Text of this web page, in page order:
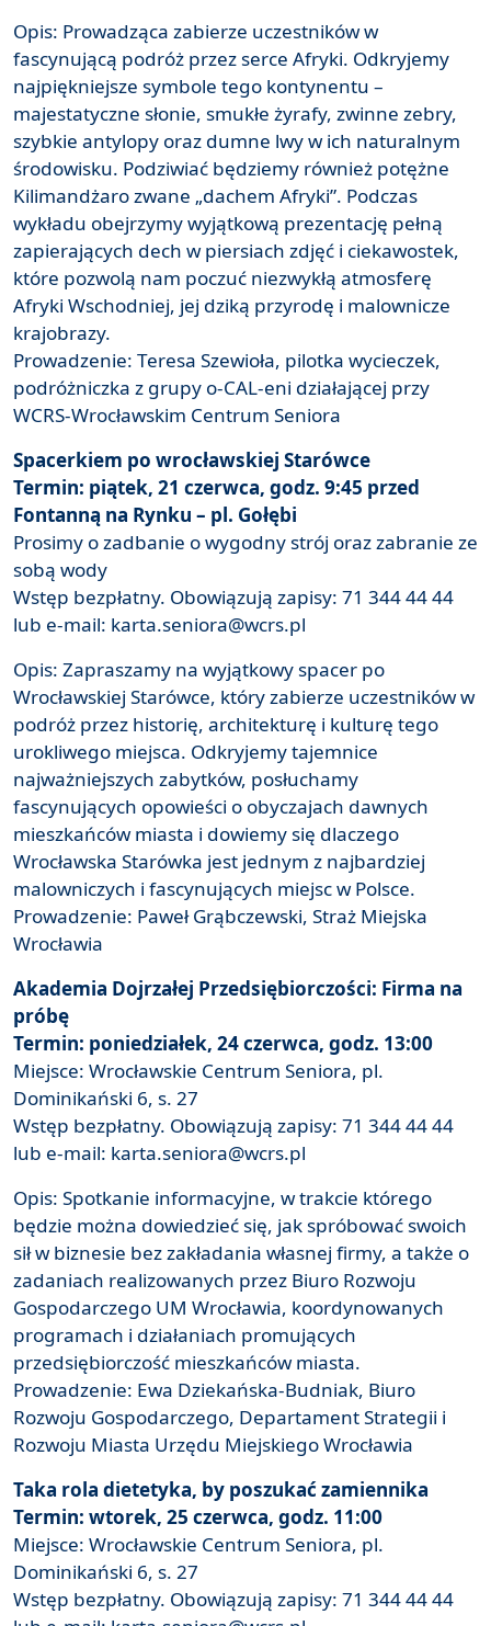
Opis: Prowadząca zabierze uczestników w
fascynującą podróż przez serce Afryki. Odkryjemy
najpiękniejsze symbole tego kontynentu –
majestatyczne słonie, smukłe żyrafy, zwinne zebry,
szybkie antylopy oraz dumne lwy w ich naturalnym
środowisku. Podziwiać będziemy również potężne
Kilimandżaro zwane „dachem Afryki”. Podczas
wykładu obejrzymy wyjątkową prezentację pełną
zapierających dech w piersiach zdjęć i ciekawostek,
które pozwolą nam poczuć niezwykłą atmosferę
Afryki Wschodniej, jej dziką przyrodę i malownicze
krajobrazy.
Prowadzenie: Teresa Szewioła, pilotka wycieczek,
podróżniczka z grupy o-CAL-eni działającej przy
WCRS-Wrocławskim Centrum Seniora
Spacerkiem po wrocławskiej Starówce
Termin: piątek, 21 czerwca, godz. 9:45 przed
Fontanną na Rynku – pl. Gołębi
Prosimy o zadbanie o wygodny strój oraz zabranie ze
sobą wody
Wstęp bezpłatny. Obowiązują zapisy: 71 344 44 44
lub e-mail: karta.seniora@wcrs.pl
Opis: Zapraszamy na wyjątkowy spacer po
Wrocławskiej Starówce, który zabierze uczestników w
podróż przez historię, architekturę i kulturę tego
urokliwego miejsca. Odkryjemy tajemnice
najważniejszych zabytków, posłuchamy
fascynujących opowieści o obyczajach dawnych
mieszkańców miasta i dowiemy się dlaczego
Wrocławska Starówka jest jednym z najbardziej
malowniczych i fascynujących miejsc w Polsce.
Prowadzenie: Paweł Grąbczewski, Straż Miejska
Wrocławia
Akademia Dojrzałej Przedsiębiorczości: Firma na
próbę
Termin: poniedziałek, 24 czerwca, godz. 13:00
Miejsce: Wrocławskie Centrum Seniora, pl.
Dominikański 6, s. 27
Wstęp bezpłatny. Obowiązują zapisy: 71 344 44 44
lub e-mail: karta.seniora@wcrs.pl
Opis: Spotkanie informacyjne, w trakcie którego
będzie można dowiedzieć się, jak spróbować swoich
sił w biznesie bez zakładania własnej firmy, a także o
zadaniach realizowanych przez Biuro Rozwoju
Gospodarczego UM Wrocławia, koordynowanych
programach i działaniach promujących
przedsiębiorczość mieszkańców miasta.
Prowadzenie: Ewa Dziekańska-Budniak, Biuro
Rozwoju Gospodarczego, Departament Strategii i
Rozwoju Miasta Urzędu Miejskiego Wrocławia
Taka rola dietetyka, by poszukać zamiennika
Termin: wtorek, 25 czerwca, godz. 11:00
Miejsce: Wrocławskie Centrum Seniora, pl.
Dominikański 6, s. 27
Wstęp bezpłatny. Obowiązują zapisy: 71 344 44 44